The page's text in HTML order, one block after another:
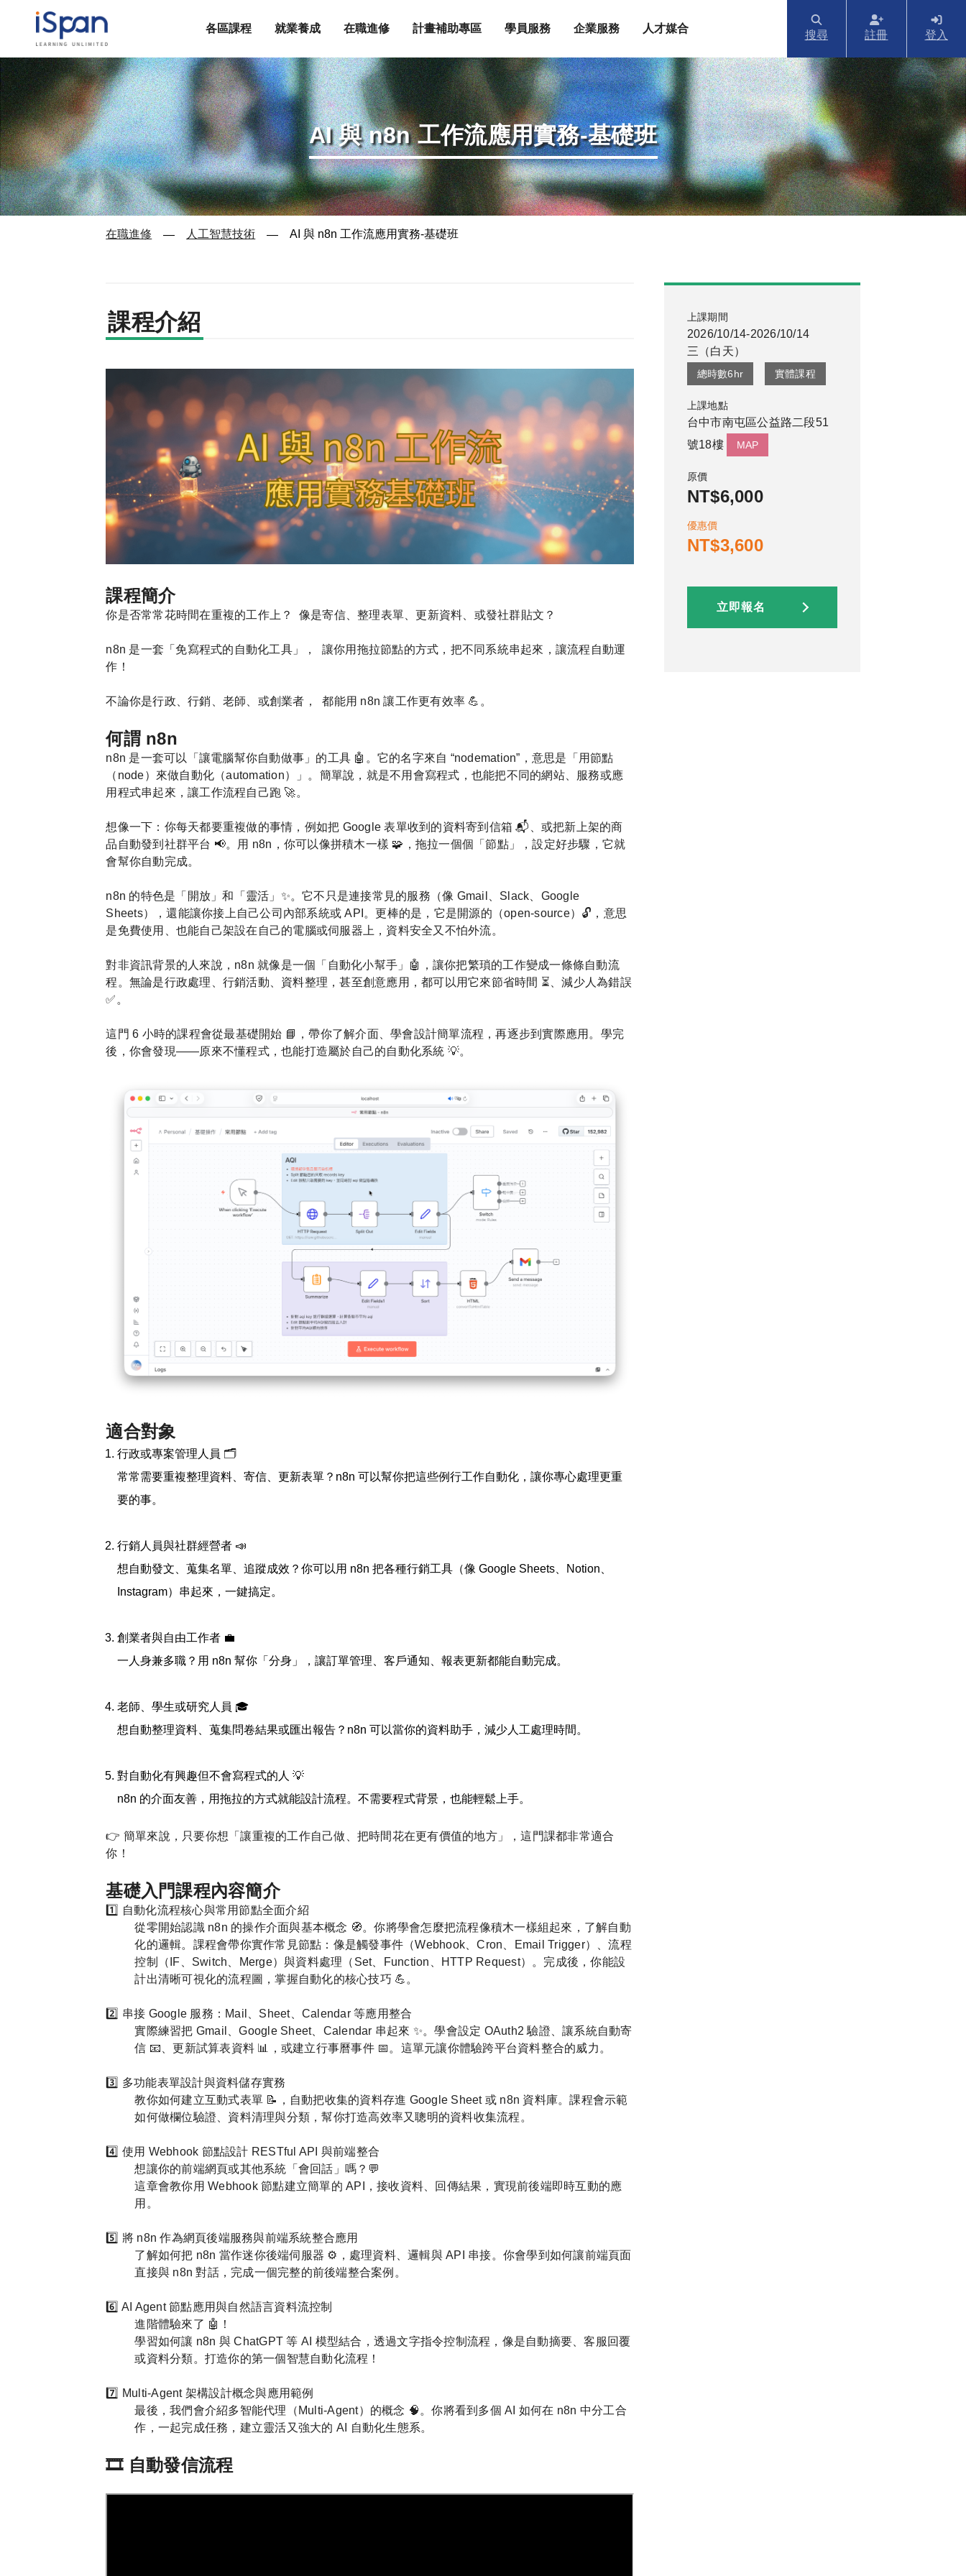
各區課程 就業養成 在職進修 計畫補助專區 學員服務 企業服務 人才媒合
搜尋 註冊 登入
AI 與 n8n 工作流應用實務-基礎班
在職進修 — 人工智慧技術 — AI 與 n8n 工作流應用實務-基礎班
課程介紹
課程簡介
你是否常常花時間在重複的工作上？ 像是寄信、整理表單、更新資料、或發社群貼文？
n8n 是一套「免寫程式的自動化工具」， 讓你用拖拉節點的方式，把不同系統串起來，讓流程自動運
作！
不論你是行政、行銷、老師、或創業者， 都能用 n8n 讓工作更有效率 💪。
何謂 n8n
n8n 是一套可以「讓電腦幫你自動做事」的工具 🤖。它的名字來自 “nodemation”，意思是「用節點
（node）來做自動化（automation）」。簡單說，就是不用會寫程式，也能把不同的網站、服務或應
用程式串起來，讓工作流程自己跑 🚀。
想像一下：你每天都要重複做的事情，例如把 Google 表單收到的資料寄到信箱 📬、或把新上架的商
品自動發到社群平台 📢。用 n8n，你可以像拼積木一樣 🧩，拖拉一個個「節點」，設定好步驟，它就
會幫你自動完成。
n8n 的特色是「開放」和「靈活」✨。它不只是連接常見的服務（像 Gmail、Slack、Google
Sheets），還能讓你接上自己公司內部系統或 API。更棒的是，它是開源的（open-source）🔓，意思
是免費使用、也能自己架設在自己的電腦或伺服器上，資料安全又不怕外流。
對非資訊背景的人來說，n8n 就像是一個「自動化小幫手」🤖，讓你把繁瑣的工作變成一條條自動流
程。無論是行政處理、行銷活動、資料整理，甚至創意應用，都可以用它來節省時間 ⏳、減少人為錯誤
✅。
這門 6 小時的課程會從最基礎開始 📘，帶你了解介面、學會設計簡單流程，再逐步到實際應用。學完
後，你會發現——原來不懂程式，也能打造屬於自己的自動化系統 💡。
適合對象
行政或專案管理人員 🗂️
常常需要重複整理資料、寄信、更新表單？n8n 可以幫你把這些例行工作自動化，讓你專心處理更重
要的事。
行銷人員與社群經營者 📣
想自動發文、蒐集名單、追蹤成效？你可以用 n8n 把各種行銷工具（像 Google Sheets、Notion、
Instagram）串起來，一鍵搞定。
創業者與自由工作者 💼
一人身兼多職？用 n8n 幫你「分身」，讓訂單管理、客戶通知、報表更新都能自動完成。
老師、學生或研究人員 🎓
想自動整理資料、蒐集問卷結果或匯出報告？n8n 可以當你的資料助手，減少人工處理時間。
對自動化有興趣但不會寫程式的人 💡
n8n 的介面友善，用拖拉的方式就能設計流程。不需要程式背景，也能輕鬆上手。
👉 簡單來說，只要你想「讓重複的工作自己做、把時間花在更有價值的地方」，這門課都非常適合
你！
基礎入門課程內容簡介
1️⃣ 自動化流程核心與常用節點全面介紹
從零開始認識 n8n 的操作介面與基本概念 🧭。你將學會怎麼把流程像積木一樣組起來，了解自動
化的邏輯。課程會帶你實作常見節點：像是觸發事件（Webhook、Cron、Email Trigger）、流程
控制（IF、Switch、Merge）與資料處理（Set、Function、HTTP Request）。完成後，你能設
計出清晰可視化的流程圖，掌握自動化的核心技巧 💪。
2️⃣ 串接 Google 服務：Mail、Sheet、Calendar 等應用整合
實際練習把 Gmail、Google Sheet、Calendar 串起來 ✨。學會設定 OAuth2 驗證、讓系統自動寄
信 📧、更新試算表資料 📊，或建立行事曆事件 📅。這單元讓你體驗跨平台資料整合的威力。
3️⃣ 多功能表單設計與資料儲存實務
教你如何建立互動式表單 📝，自動把收集的資料存進 Google Sheet 或 n8n 資料庫。課程會示範
如何做欄位驗證、資料清理與分類，幫你打造高效率又聰明的資料收集流程。
4️⃣ 使用 Webhook 節點設計 RESTful API 與前端整合
想讓你的前端網頁或其他系統「會回話」嗎？💬
這章會教你用 Webhook 節點建立簡單的 API，接收資料、回傳結果，實現前後端即時互動的應
用。
5️⃣ 將 n8n 作為網頁後端服務與前端系統整合應用
了解如何把 n8n 當作迷你後端伺服器 ⚙️，處理資料、邏輯與 API 串接。你會學到如何讓前端頁面
直接與 n8n 對話，完成一個完整的前後端整合案例。
6️⃣ AI Agent 節點應用與自然語言資料流控制
進階體驗來了 🤖！
學習如何讓 n8n 與 ChatGPT 等 AI 模型結合，透過文字指令控制流程，像是自動摘要、客服回覆
或資料分類。打造你的第一個智慧自動化流程！
7️⃣ Multi-Agent 架構設計概念與應用範例
最後，我們會介紹多智能代理（Multi-Agent）的概念 🧠。你將看到多個 AI 如何在 n8n 中分工合
作，一起完成任務，建立靈活又強大的 AI 自動化生態系。
🎞️ 自動發信流程
上課期間
2026/10/14-2026/10/14
三 （白天）
總時數6hr 實體課程
上課地點
台中市南屯區公益路二段51
號18樓
MAP
原價
NT$6,000
優惠價
NT$3,600
立即報名